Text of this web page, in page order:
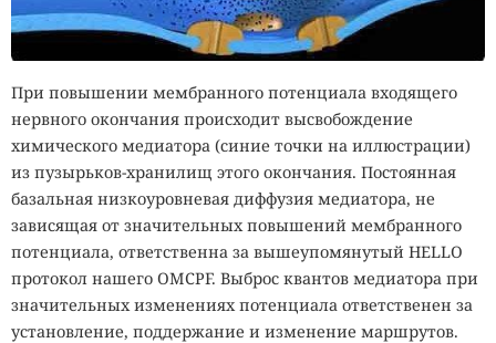
При повышении мембранного потенциала входящего
нервного окончания происходит высвобождение
химического медиатора (синие точки на иллюстрации)
из пузырьков-хранилищ этого окончания. Постоянная
базальная низкоуровневая диффузия медиатора, не
зависящая от значительных повышений мембранного
потенциала, ответственна за вышеупомянутый HELLO
протокол нашего OMCPF. Выброс квантов медиатора при
значительных изменениях потенциала ответственен за
установление, поддержание и изменение маршрутов.